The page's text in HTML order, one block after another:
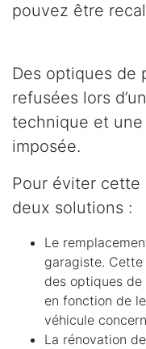
pouvez être
Des optiques de
refusées lors
technique et
imposée.
Pour éviter
deux solutions :
Le
garagiste.
des optiques
en fonction de
véhicule
La rénovation